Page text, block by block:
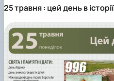
25 травня : цей день в історії